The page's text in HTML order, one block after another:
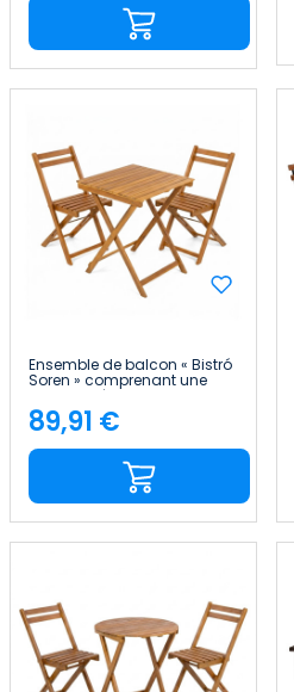
Ensemble de balcon « Bistró
Soren » comprenant une
table carrée et deux chaises
pliantes en bois d'acacia
7house
Price
89,91 €